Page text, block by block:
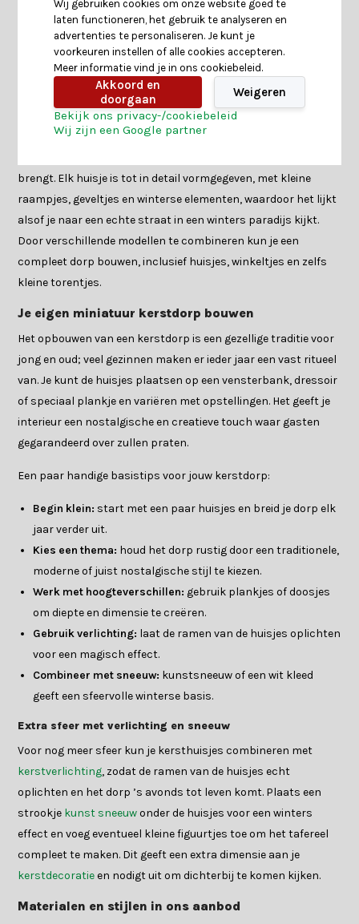
Neem contact op
Kersthuisjes voor een kerstdorp
Kerstland deelt graag zijn passie voor miniatuur kerstdorpen
en helpt je met tips om je eigen kerstdorp te bouwen. Met
kersthuisjes creëer je een betoverend miniatuurdorp dat de
brengt. Elk huisje is tot in detail vormgegeven, met kleine
raampjes, geveltjes en winterse elementen, waardoor het lijkt
alsof je naar een echte straat in een winters paradijs kijkt.
Door verschillende modellen te combineren kun je een
compleet dorp bouwen, inclusief huisjes, winkeltjes en zelfs
kleine torentjes.
Je eigen miniatuur kerstdorp bouwen
Het opbouwen van een kerstdorp is een gezellige traditie voor
jong en oud; veel gezinnen maken er ieder jaar een vast ritueel
van. Je kunt de huisjes plaatsen op een vensterbank, dressoir
of speciaal plankje en variëren met opstellingen. Het geeft je
interieur een nostalgische en creatieve touch waar gasten
gegarandeerd over zullen praten.
Een paar handige basistips voor jouw kerstdorp:
Begin klein: start met een paar huisjes en breid je dorp elk
jaar verder uit.
Kies een thema: houd het dorp rustig door een traditionele,
moderne of juist nostalgische stijl te kiezen.
Werk met hoogteverschillen: gebruik plankjes of doosjes
om diepte en dimensie te creëren.
Gebruik verlichting: laat de ramen van de huisjes oplichten
voor een magisch effect.
Combineer met sneeuw: kunstsneeuw of een wit kleed
geeft een sfeervolle winterse basis.
Extra sfeer met verlichting en sneeuw
Voor nog meer sfeer kun je kersthuisjes combineren met
kerstverlichting, zodat de ramen van de huisjes echt
oplichten en het dorp ’s avonds tot leven komt. Plaats een
strookje kunst sneeuwonder de huisjes voor een winters
effect en voeg eventueel kleine figuurtjes toe om het tafereel
compleet te maken. Dit geeft een extra dimensie aan je
kerstdecoratieen nodigt uit om dichterbij te komen kijken.
Materialen en stijlen in ons aanbod
Wij gebruiken cookies om onze website goed te
laten functioneren, het gebruik te analyseren en
advertenties te personaliseren. Je kunt je
voorkeuren instellen of alle cookies accepteren.
Meer informatie vind je in ons cookiebeleid.
Akkoord en
doorgaan
Weigeren
Bekijk ons privacy-/cookiebeleid
Wij zijn een Google partner